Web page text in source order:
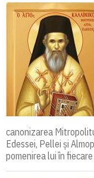
canonizarea
Edessei, Pellei și
pomenirea lui în